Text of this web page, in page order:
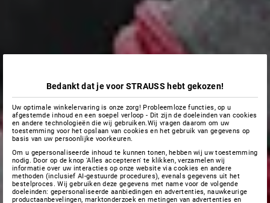
Bedankt dat je voor STRAUSS hebt gekozen!
Uw optimale winkelervaring is onze zorg! Probleemloze functies, op u
afgestemde inhoud en een soepel verloop - Dit zijn de doeleinden van cookies
en andere technologieën die wij gebruiken.Wij vragen daarom om uw
toestemming voor het opslaan van cookies en het gebruik van gegevens op
basis van uw persoonlijke voorkeuren.
Om u gepersonaliseerde inhoud te kunnen tonen, hebben wij uw toestemming
nodig. Door op de knop 'Alles accepteren' te klikken, verzamelen wij
informatie over uw interacties op onze website via cookies en andere
methoden (inclusief AI-gestuurde procedures), evenals gegevens uit het
bestelproces. Wij gebruiken deze gegevens met name voor de volgende
doeleinden: gepersonaliseerde aanbiedingen en advertenties, nauwkeurige
productaanbevelingen, marktonderzoek en metingen van advertenties en